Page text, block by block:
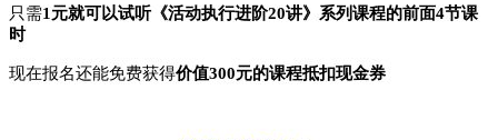
只需1元就可以试听《活动执行进阶20讲》系列课程的前面4节课
时
现在报名还能免费获得价值300元的课程抵扣现金券